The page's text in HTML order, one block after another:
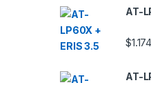
AT-
$
AT-